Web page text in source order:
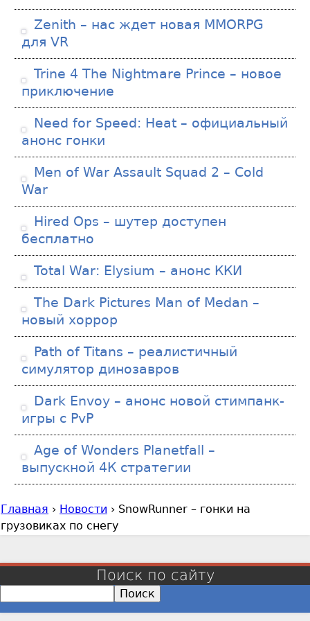
Zenith – нас ждет новая MMORPG
для VR
Trine 4 The Nightmare Prince – новое
приключение
Need for Speed: Heat – официальный
анонс гонки
Men of War Assault Squad 2 – Cold
War
Hired Ops – шутер доступен
бесплатно
Total War: Elysium – анонс ККИ
The Dark Pictures Man of Medan –
новый хоррор
Path of Titans – реалистичный
симулятор динозавров
Dark Envoy – анонс новой стимпанк-
игры с PvP
Age of Wonders Planetfall –
выпускной 4К стратегии
В
ы
с
Главная › Новости › SnowRunner – гонки на
грузовиках по снегу
Поиск по сайту
о